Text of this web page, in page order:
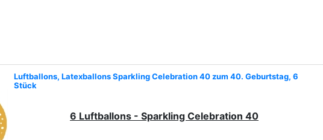
Luftballons, Latexballons Sparkling Celebration 40 zum 40. Geburtstag, 6
Stück
6 Luftballons - Sparkling Celebration 40